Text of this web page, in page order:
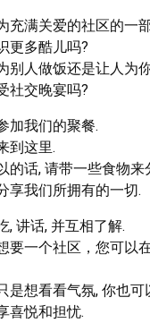
充满关爱的社区的一
更多酷儿吗?
别人做饭还是让人为
社交晚宴吗?
加我们的聚餐.
到这里.
的话, 请带一些食物来
享我们所拥有的一切.
, 讲话, 并互相了解.
要一个社区，您可以
是想看看气氛, 你也可
喜悦和担忧.